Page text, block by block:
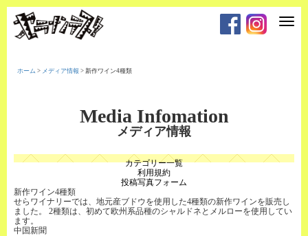
T
o
n
ホーム > メディア情報 > 新作ワイン4種類
Media Infomation
メディア情報
カテゴリー一覧
利用規約
投稿写真フォーム
新作ワイン4種類
せらワイナリーでは、地元産ブドウを使用した4種類の新作ワインを販売し
ました。 2種類は、初めて欧州系品種のシャルドネとメルローを使用してい
ます。
中国新聞